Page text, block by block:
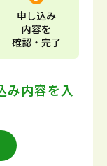
申し込み
内容を
確認・完了
み内容を入